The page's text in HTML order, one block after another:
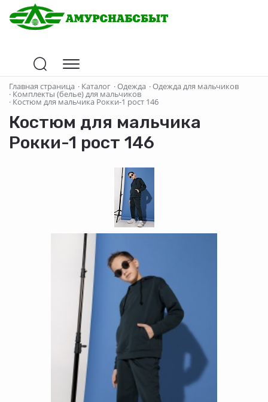
Главная страница · Каталог ·Одежда ·Одежда для мальчиков
· Комплекты (белье) для мальчиков
· Костюм для мальчика Рокки-1 рост 146
Костюм для мальчика
Рокки-1 рост 146